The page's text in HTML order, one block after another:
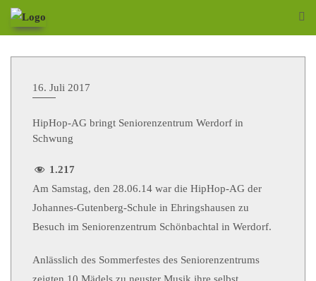
16. Juli 2017
HipHop-AG bringt Seniorenzentrum Werdorf in
Schwung
1.217
Am Samstag, den 28.06.14 war die HipHop-AG der
Johannes-Gutenberg-Schule in Ehringshausen zu
Besuch im Seniorenzentrum Schönbachtal in Werdorf.
Anlässlich des Sommerfestes des Seniorenzentrums